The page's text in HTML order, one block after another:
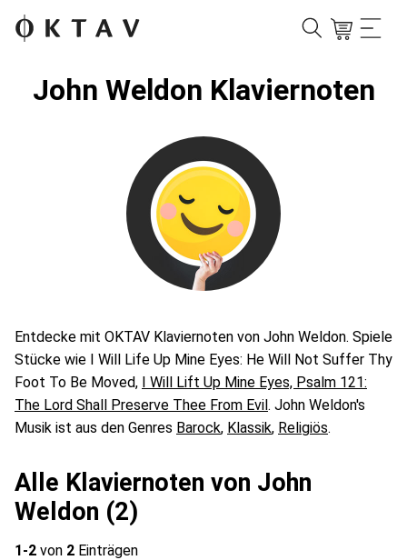
John Weldon Klaviernoten
Entdecke mit OKTAV Klaviernoten von John Weldon. Spiele
Stücke wie I Will Life Up Mine Eyes: He Will Not Suffer Thy
Foot To Be Moved, I Will Lift Up Mine Eyes, Psalm 121:
The Lord Shall Preserve Thee From Evil. John Weldon's
Musik ist aus den Genres Barock, Klassik, Religiös.
Alle Klaviernoten von John
Weldon (2)
1-2 von 2 Einträgen